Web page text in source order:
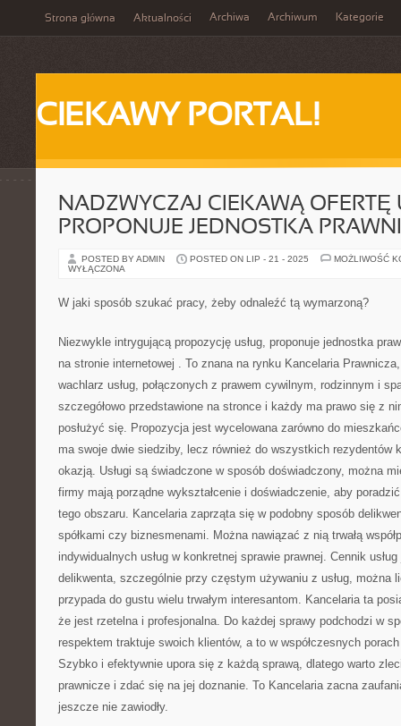
Strona główna Aktualności Archiwa Archiwum Kategorie
CIEKAWY PORTAL!
NADZWYCZAJ CIEKAWĄ OFERTĘ
PROPONUJE JEDNOSTKA
POSTED BY ADMIN POSTED ON LIP - 21 - 2025
MOŻLIWOŚĆ
WYŁĄCZONA
W jaki sposób szukać pracy, żeby odnaleźć tą wymarzoną?
Niezwykle intrygującą propozycję usług, proponuje jednostka
na stronie internetowej . To znana na rynku Kancelaria
wachlarz usług, połączonych z prawem cywilnym, rodzinnym i
szczegółowo przedstawione na stronce i każdy ma prawo się z
posłużyć się. Propozycja jest wycelowana zarówno do
ma swoje dwie siedziby, lecz również do wszystkich rezydentów
okazją. Usługi są świadczone w sposób doświadczony, można
firmy mają porządne wykształcenie i doświadczenie, aby
tego obszaru. Kancelaria zaprząta się w podobny sposób
spółkami czy biznesmenami. Można nawiązać z nią trwałą
indywidualnych usług w konkretnej sprawie prawnej. Cennik
delikwenta, szczególnie przy częstym używaniu z usług, można
przypada do gustu wielu trwałym interesantom. Kancelaria ta
że jest rzetelna i profesjonalna. Do każdej sprawy podchodzi w
respektem traktuje swoich klientów, a to w współczesnych
Szybko i efektywnie upora się z każdą sprawą, dlatego warto
prawnicze i zdać się na jej doznanie. To Kancelaria zacna
jeszcze nie zawiodły.